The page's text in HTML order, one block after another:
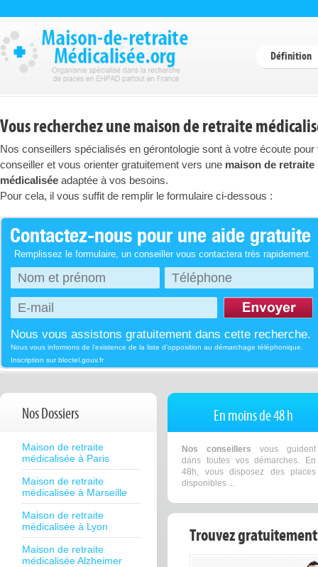
Définition
Vous recherchez une maison de retraite
Nos conseillers spécialisés en gérontologie sont à votre écoute pour
conseiller et vous orienter gratuitement vers une maison de retraite
médicalisée adaptée à vos besoins.
Pour cela, il vous suffit de remplir le formulaire ci-dessous :
Contactez-nous pour une aide gratuite
Remplissez le formulaire, un conseiller vous contactera très rapidement.
Nous vous assistons gratuitement dans cette recherche.
Nous vous informons de l'existence de la liste d'opposition au démarchage téléphonique.
Inscription sur bloctel.gouv.fr
Nos Dossiers
Maison de retraite
médicalisée à Paris
Maison de retraite
médicalisée à Marseille
Maison de retraite
médicalisée à Lyon
Maison de retraite
médicalisée Alzheimer
En moins de 48 h
Nos conseillers vous guident
dans toutes vos démarches. En
48h, vous disposez des places
disponibles ...
Trouvez